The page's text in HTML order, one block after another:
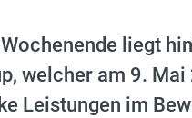
liegt
welcher am 9.
Leistungen im